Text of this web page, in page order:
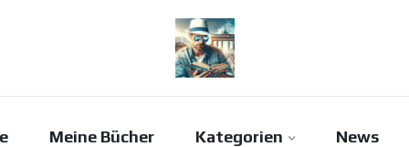
Meine Bücher Kategorien News